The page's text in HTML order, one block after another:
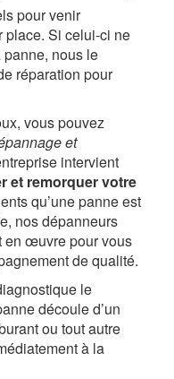
pour venir
place. Si celui-ci ne
nous le
réparation pour
vous pouvez
et
intervient
et remorquer votre
qu’une panne est
nos dépanneurs
en œuvre pour vous
de qualité.
le
découle d’un
ou tout autre
à la